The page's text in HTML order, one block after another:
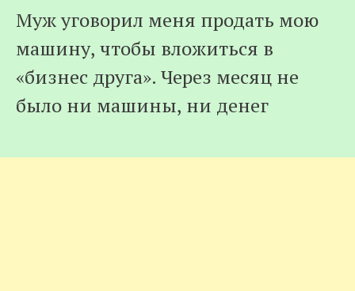
Муж уговорил меня продать мою
машину, чтобы вложиться в
«бизнес друга». Через месяц не
было ни машины, ни денег